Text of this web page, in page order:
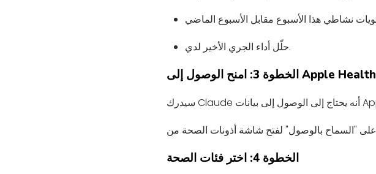
حلّل أداء الجري الأخير لدي.
الخطوة 3: امنح الوصول إلى Apple Health
الخطوة 4: اختر فئات الصحة